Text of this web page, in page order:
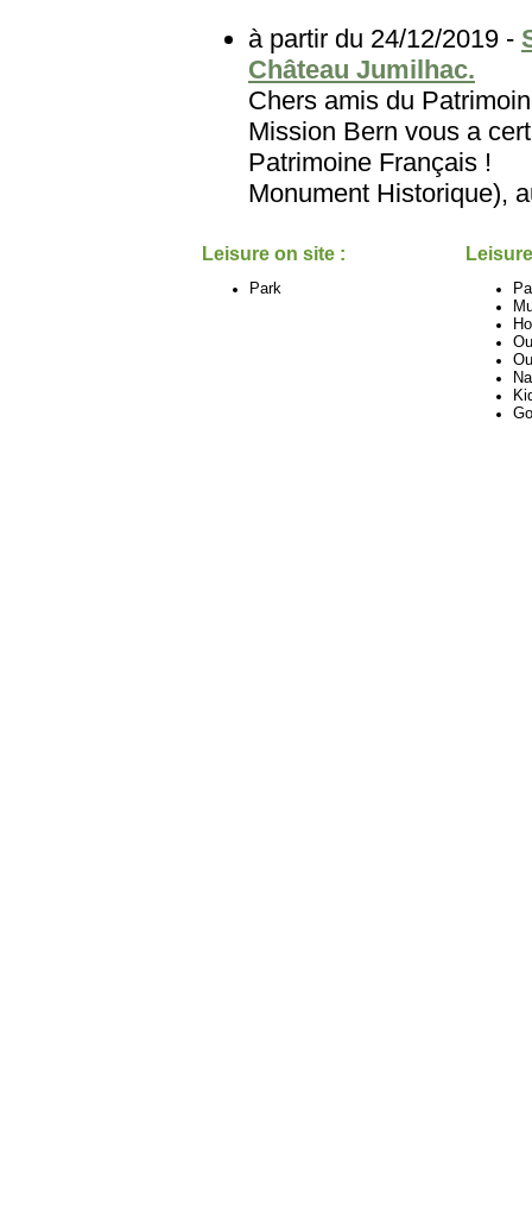
à partir du 24/12/2019 -
Château Jumilhac.
Chers amis du
Mission Bern vous a
Patrimoine
Monument Historique),
Leisure on site :
Park